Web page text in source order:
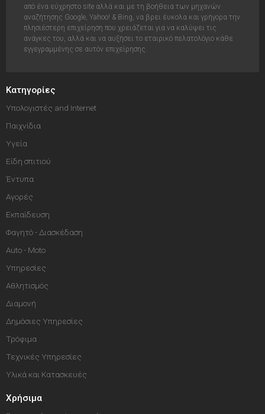
από ένα εύχρηστο site αλλά και με τη βοήθεια των μηχανών
αναζήτησης Google, Yahoo! & Bing, να βρει έυκολα και γρήγορα την
πλησιέστερη επιχείρηση που χρειάζεται για να καλύψει τις
ανάγκες του, αλλά και να αυξήσει το εταιρικό πελατολόγιο κάθε
εγγεγραμμένης σε αυτόν επιχείρησης.
Κατηγορίες
Υπολογιστές and Internet
Παιχνίδια
Υγεία
Είδη σπιτιού
Έντυπα
Αγορές
Εκπαίδευση
Φαγητό - Διασκέδαση
Auto - Moto
Υπηρεσίες
Αθλητισμός
Διαμονή
Δημόσιες Υπηρεσίες
Τρόφιμα
Τεχνικές Υπηρεσίες
Υλικά και Κατασκευές
Χρήσιμα